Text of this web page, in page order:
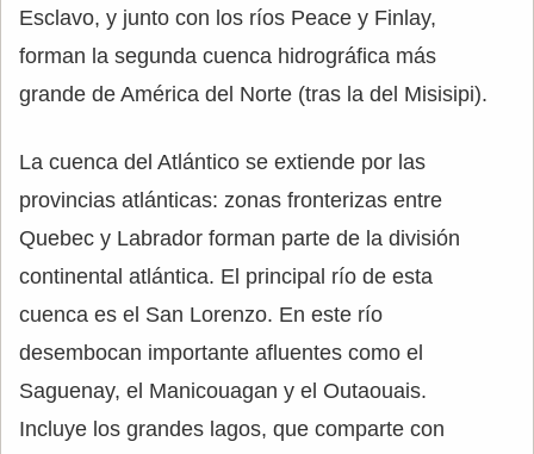
Esclavo, y junto con los ríos Peace y Finlay,
forman la segunda cuenca hidrográfica más
grande de América del Norte (tras la del Misisipi).
La cuenca del Atlántico se extiende por las
provincias atlánticas: zonas fronterizas entre
Quebec y Labrador forman parte de la división
continental atlántica. El principal río de esta
cuenca es el San Lorenzo. En este río
desembocan importante afluentes como el
Saguenay, el Manicouagan y el Outaouais.
Incluye los grandes lagos, que comparte con